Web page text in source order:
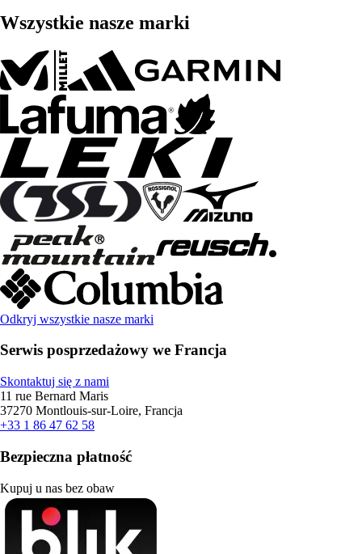
Wszystkie nasze marki
Odkryj wszystkie nasze marki
Serwis posprzedażowy we Francja
Skontaktuj się z nami
11 rue Bernard Maris
37270 Montlouis-sur-Loire, Francja
+33 1 86 47 62 58
Bezpieczna płatność
Kupuj u nas bez obaw